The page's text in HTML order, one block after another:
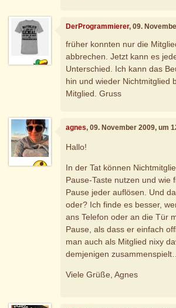
DerProgrammierer, 09.
früher konnten nur die
abbrechen. Jetzt kann es
Unterschied. Ich kann das
hin und wieder Nichtmitglied
Mitglied. Gruss
agnes, 09. November 2009, um
Hallo!
In der Tat können
Pause-Taste nutzen und wie
Pause jeder auflösen. Und
oder? Ich finde es besser,
ans Telefon oder an die Tür
Pause, als dass er einfach
man auch als Mitglied nixy
demjenigen
Viele Grüße, Agnes